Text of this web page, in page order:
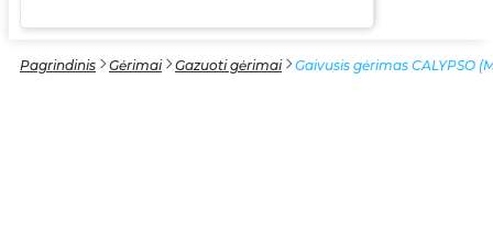
Pagrindinis Gėrimai Gazuoti gėrimai Gaivusis gėrimas CALYPSO